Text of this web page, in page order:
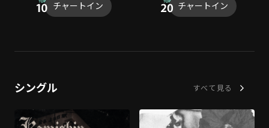
チャートイン チャートイン
シングル すべて見る